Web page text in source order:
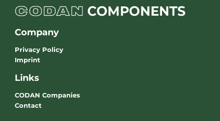
Company
Privacy Policy
Imprint
Links
CODAN Companies
Contact